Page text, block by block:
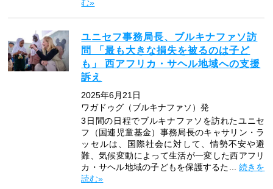
む»
ユニセフ事務局長、ブルキナファソ訪
問 「最も大きな損失を被るのは子ど
も」 西アフリカ・サヘル地域への支援
訴え
2025年6月21日
ワガドゥグ（ブルキナファソ）発
3日間の日程でブルキナファソを訪れたユニセ
フ（国連児童基金）事務局長のキャサリン・ラ
ッセルは、国際社会に対して、情勢不安や避
難、気候変動によって生活が一変した西アフリ
カ・サヘル地域の子どもを保護するた... 続きを
読む»